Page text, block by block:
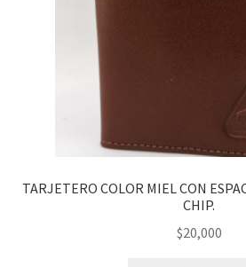
TARJETERO COLOR MIEL CON
CHIP.
$20,000